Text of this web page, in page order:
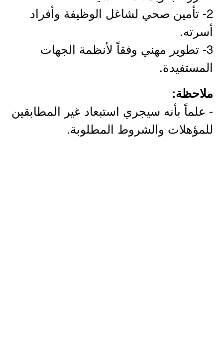
2- تأمين صحي لشاغل الوظيفة وأفراد
أسرته.
3- تطوير مهني وفقاً لأنظمة الجهات
المستفيدة.
ملاحظة:
- علماً بأنه سيجري استبعاد غير المطابقين
للمؤهلات والشروط المطلوبة.